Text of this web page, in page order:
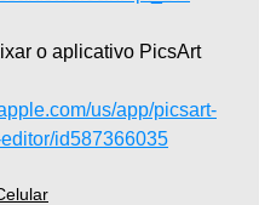
o aplicativo PicsArt
us/app/picsart-
id587366035